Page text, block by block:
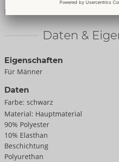
Mehr lesen
Daten &
Eigenschaften
Für Männer
Daten
Farbe: schwarz
Material: Hauptmaterial
90% Polyester
10% Elasthan
Beschichtung
Polyurethan